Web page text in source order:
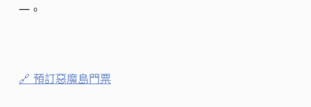
一。
🔗 預訂惡魔島門票